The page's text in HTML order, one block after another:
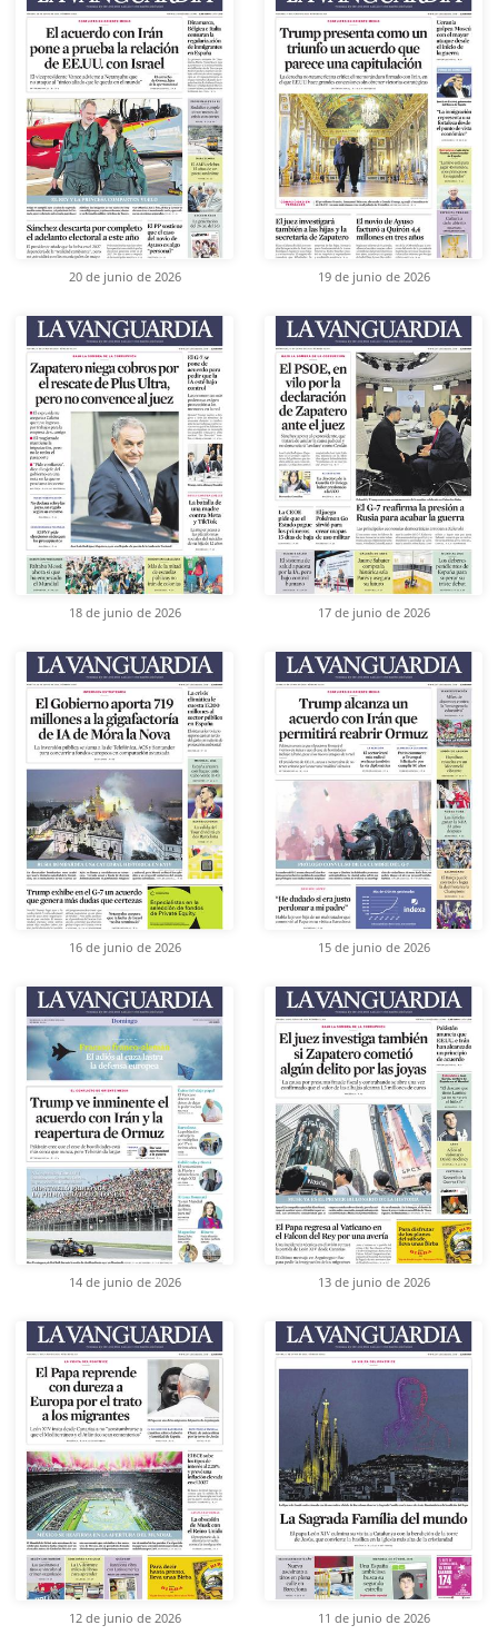
20 de junio de 2026 19 de junio de 2026
18 de junio de 2026 17 de junio de 2026
16 de junio de 2026 15 de junio de 2026
14 de junio de 2026 13 de junio de 2026
12 de junio de 2026 11 de junio de 2026